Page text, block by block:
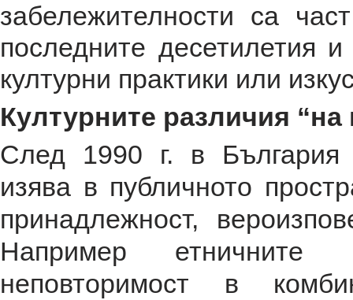
забележителности са
последните десетилетия
културни практики или
Културните различия “на
След 1990 г. в България
изява в публичното
принадлежност,
Например етничните
неповторимост в